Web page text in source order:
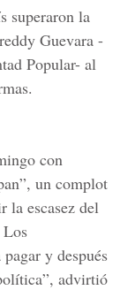
superaron la
Guevara -
Popular- al
con
un complot
la escasez del
Los
y después
advirtió